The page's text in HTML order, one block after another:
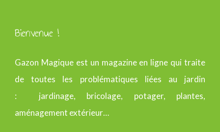
Bienvenue !
Gazon Magique est un magazine en ligne qui traite
de toutes les problématiques liées au jardin
: jardinage, bricolage, potager, plantes,
aménagement extérieur…